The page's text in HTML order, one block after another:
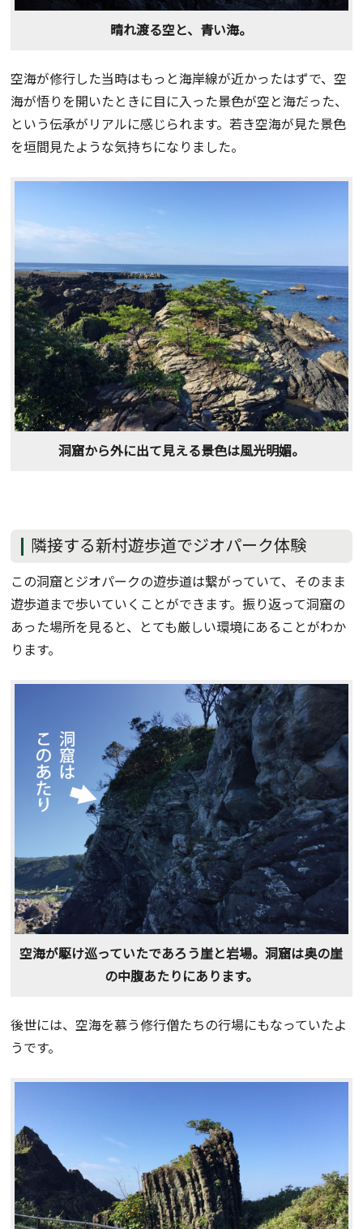
晴れ渡る空と、青い海。
空海が修行した当時はもっと海岸線が近かったはずで、空
海が悟りを開いたときに目に入った景色が空と海だった、
という伝承がリアルに感じられます。若き空海が見た景色
を垣間見たような気持ちになりました。
洞窟から外に出て見える景色は風光明媚。
隣接する新村遊歩道でジオパーク体験
この洞窟とジオパークの遊歩道は繋がっていて、そのまま
遊歩道まで歩いていくことができます。振り返って洞窟の
あった場所を見ると、とても厳しい環境にあることがわか
ります。
空海が駆け巡っていたであろう崖と岩場。洞窟は奥の崖
の中腹あたりにあります。
後世には、空海を慕う修行僧たちの行場にもなっていたよ
うです。